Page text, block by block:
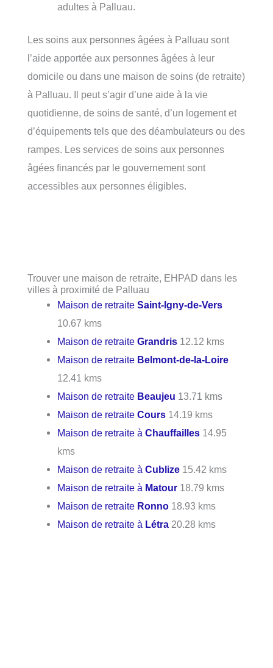
adultes à Palluau.
Les soins aux personnes âgées à Palluau sont
l’aide apportée aux personnes âgées à leur
domicile ou dans une maison de soins (de retraite)
à Palluau. Il peut s’agir d’une aide à la vie
quotidienne, de soins de santé, d’un logement et
d’équipements tels que des déambulateurs ou des
rampes. Les services de soins aux personnes
âgées financés par le gouvernement sont
accessibles aux personnes éligibles.
Trouver une maison de retraite, EHPAD dans les
villes à proximité de Palluau
Maison de retraiteSaint-Igny-de-Vers
10.67 kms
Maison de retraiteGrandris 12.12 kms
Maison de retraite Belmont-de-la-Loire
12.41 kms
Maison de retraite Beaujeu 13.71 kms
Maison de retraiteCours 14.19 kms
Maison de retraite àChauffailles 14.95
kms
Maison de retraite àCublize 15.42 kms
Maison de retraite à Matour 18.79 kms
Maison de retraite Ronno 18.93 kms
Maison de retraite à Létra 20.28 kms